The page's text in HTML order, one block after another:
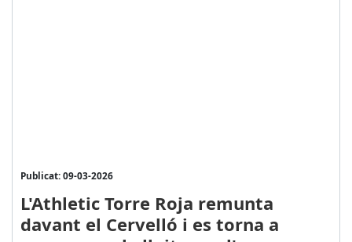
Publicat: 09-03-2026
L'Athletic Torre Roja remunta
davant el Cervelló i es torna a